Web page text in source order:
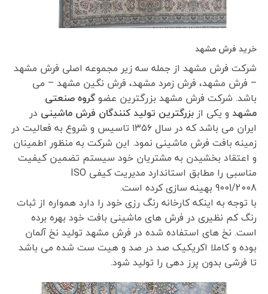
خرید فرش مشهد
شرکت فرش مشهد از جمله سه زیر مجموعه اصلی فرش مشهد
– فرش مشهد، فرش زمرد مشهد، فرش نگین مشهد – می
باشد. شرکت فرش مشهد بزرگترین عضوگروه صنعتی
مشهدو یکی از بزرگترین تولید کنندگان فرش ماشینی در
ایران می باشد که در سال ۱۳۵۶ تاسیس و شروع به فعالیت در
زمینه بافت فرش ماشینی نمود. این شرکت به منظور اطمینان
و اعتقاد بخشیدن به مشتریان خود سیستم تضمین کیفیت
مناسبی را مطابق استاندارد مدیریت کیفی ISO
9001/2008 بهینه سازی کرده است.
با توجه به اینکه کارخانه رنگ رزی خود را دارد همواره از ثبات
رنگ کم نظیری در فرش های ماشینی بافت خود بهره برده
است. نخ های استفاده شده در فرش مشهد تولید نخ آلمان
بوده و کاملا اکریکیک صد در صد و هیت ست شده می باشد
تا فرشی بدون پرز دهی را تولید شود.